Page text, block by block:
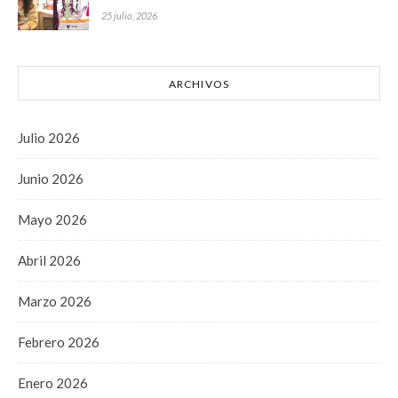
25 julio, 2026
ARCHIVOS
Julio 2026
Junio 2026
Mayo 2026
Abril 2026
Marzo 2026
Febrero 2026
Enero 2026